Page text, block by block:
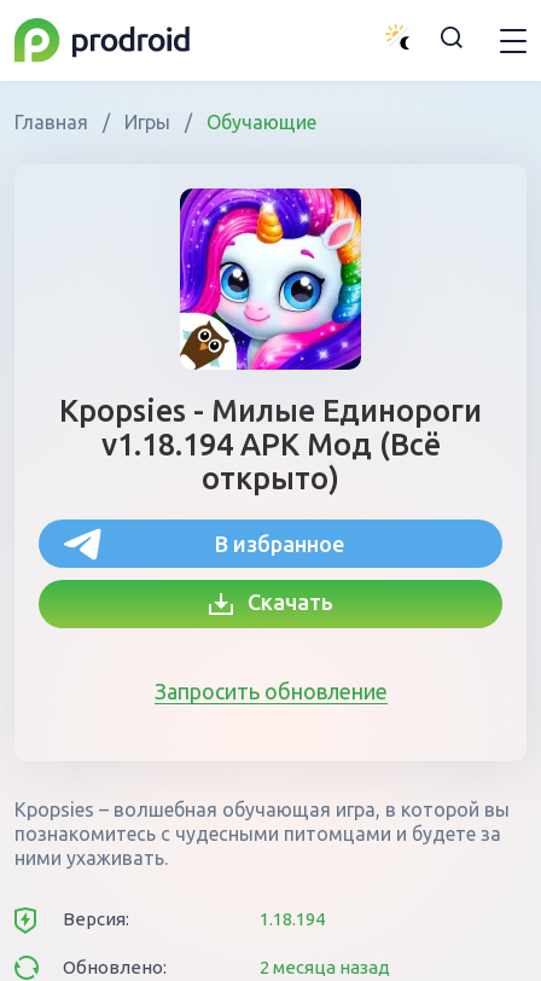
Главная / Игры / Обучающие
Kpopsies - Милые Единороги
v1.18.194 APK Мод (Всё
открыто)
В избранное
Скачать
Запросить обновление
Kpopsies – волшебная обучающая игра, в которой вы
познакомитесь с чудесными питомцами и будете за
ними ухаживать.
Версия: 1.18.194
Обновлено: 2 месяца назад